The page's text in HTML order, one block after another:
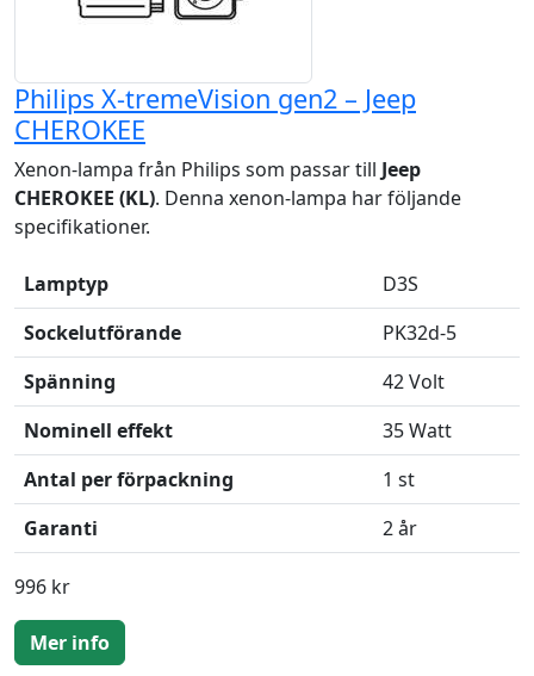
Philips X-tremeVision gen2 – Jeep
CHEROKEE
Xenon-lampa från Philips som passar till Jeep
CHEROKEE (KL). Denna xenon-lampa har följande
specifikationer.
Lamptyp
D3S
Sockelutförande
PK32d-5
Spänning
42 Volt
Nominell effekt
35 Watt
Antal per förpackning
1 st
Garanti
2 år
996 kr
Mer info